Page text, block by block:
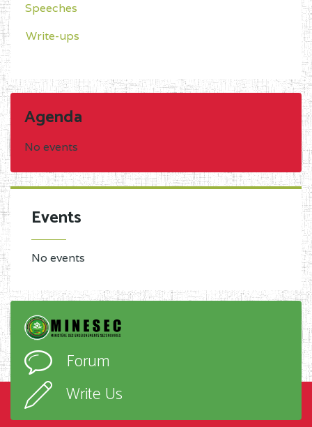
Speeches
Write-ups
Agenda
No events
Events
No events
Forum
Write Us